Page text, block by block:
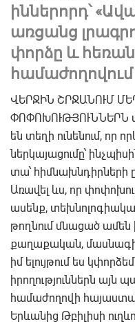
իններորդ՝
առցանց
փորձը և
համաժողովում
ՎԵՐՋԻՆ ՇՐՋԱՆՈՒՄ
ՓՈՓՈԽՈՒԹՅՈՒՆՆԵՐՆ
են տեղի ունենում, որ
ներկայացումը՝
տա՝ հիմնախնդիրների
Առավել ևս, որ
ասենք,
թողնում մնացած ամեն
քաղաքական,
իմ ելույթում ես
իրողություններն այն
համաժողովի
Երևանից Թբիլիսի